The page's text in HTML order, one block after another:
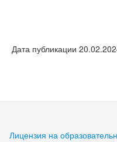
Дата публикации
Лицензия на